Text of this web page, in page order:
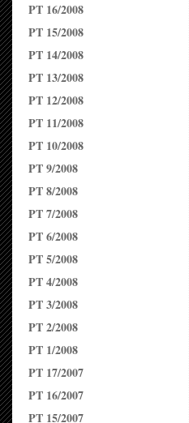
PT 16/2008
PT 15/2008
PT 14/2008
PT 13/2008
PT 12/2008
PT 11/2008
PT 10/2008
PT 9/2008
PT 8/2008
PT 7/2008
PT 6/2008
PT 5/2008
PT 4/2008
PT 3/2008
PT 2/2008
PT 1/2008
PT 17/2007
PT 16/2007
PT 15/2007